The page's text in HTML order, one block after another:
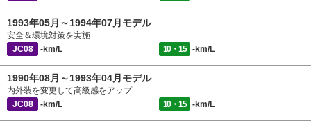
1993年05月～1994年07月モデル
安全＆環境対策を実施
JC08
-km/L 10・15 -km/L
1990年08月～1993年04月モデル
内外装を変更して高級感をアップ
JC08
-km/L 10・15 -km/L